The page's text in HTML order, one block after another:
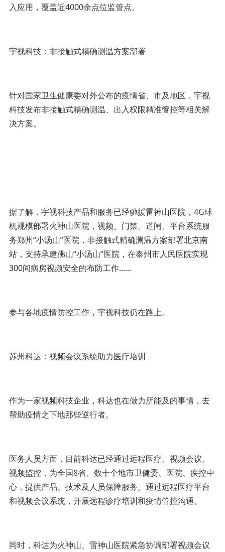
入应用，覆盖近4000余点位监管点。
宇视科技：非接触式精确测温方案部署
针对国家卫生健康委对外公布的疫情省、市及地区，宇视
科技发布非接触式精确测温、出入权限精准管控等相关解
决方案。
据了解，宇视科技产品和服务已经驰援雷神山医院，4G球
机规模部署火神山医院，视频、门禁、道闸、平台系统服
务郑州“小汤山”医院，非接触式精确测温方案部署北京南
站，支持承建佛山“小汤山”医院，在泰州市人民医院实现
300间病房视频安全的布防工作......
参与各地疫情防控工作，宇视科技仍在路上。
苏州科达：视频会议系统助力医疗培训
作为一家视频科技企业，科达也在做力所能及的事情，去
帮助疫情之下地那些逆行者。
医务人员方面，目前科达已经通过远程医疗、视频会议、
视频监控，为全国8省、数十个地市卫健委、医院、疾控中
心，提供产品、技术及人员保障服务。通过远程医疗平台
和视频会议系统，开展远程诊疗培训和疫情管控沟通。
同时，科达为火神山、雷神山医院紧急协调部署视频会议